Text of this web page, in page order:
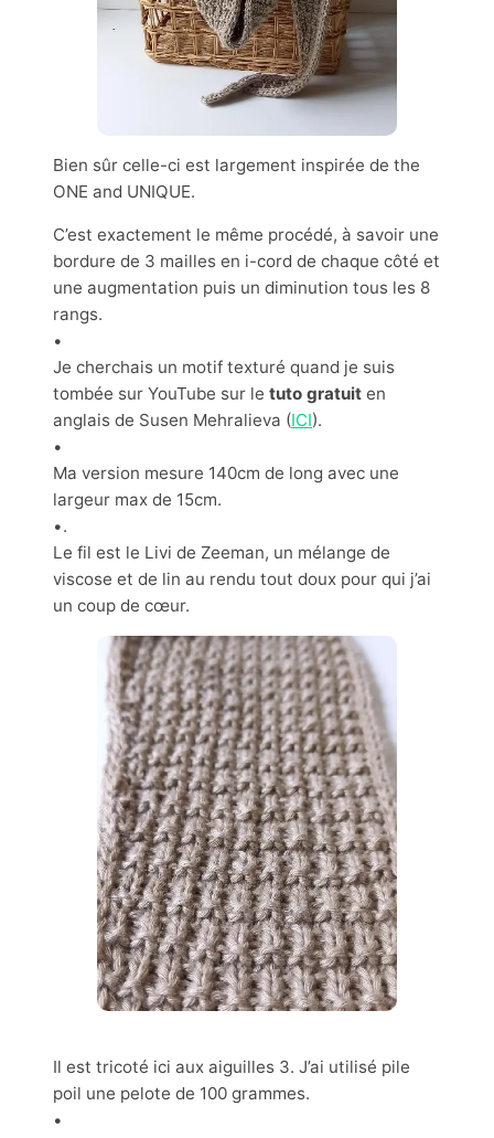
Bien sûr celle-ci est largement inspirée de the
ONE and UNIQUE.
C’est exactement le même procédé, à savoir une
bordure de 3 mailles en i-cord de chaque côté et
une augmentation puis un diminution tous les 8
rangs.
•
Je cherchais un motif texturé quand je suis
tombée sur YouTube sur le tuto gratuit en
anglais de Susen Mehralieva (ICI).
•
Ma version mesure 140cm de long avec une
largeur max de 15cm.
•.
Le fil est le Livi de Zeeman, un mélange de
viscose et de lin au rendu tout doux pour qui j’ai
un coup de cœur.
Il est tricoté ici aux aiguilles 3. J’ai utilisé pile
poil une pelote de 100 grammes.
•